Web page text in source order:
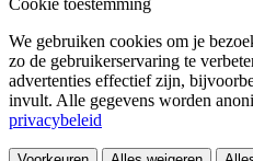
Cookie toestemming
We gebruiken cookies om je
zo de gebruikerservaring te
advertenties effectief zijn,
invult. Alle gegevens worden
privacybeleid